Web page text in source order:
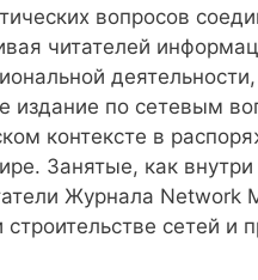
вопросов
читателей
издание по сетевым
контексте в
Занятые, как
Журнала
сетей и